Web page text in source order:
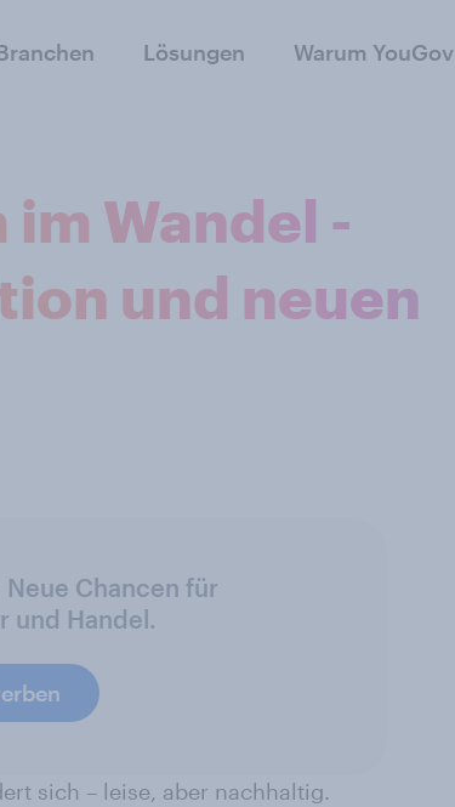
Lösungen Warum YouGov
Wandel​ -
und neuen
Chancen für
und Handel.
sich – leise, aber nachhaltig.